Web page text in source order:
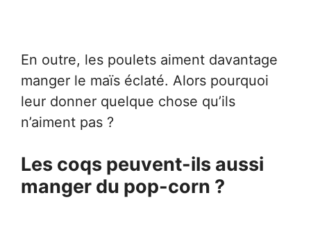
En outre, les poulets aiment davantage
manger le maïs éclaté. Alors pourquoi
leur donner quelque chose qu’ils
n’aiment pas ?
Les coqs peuvent-ils aussi
manger du pop-corn ?